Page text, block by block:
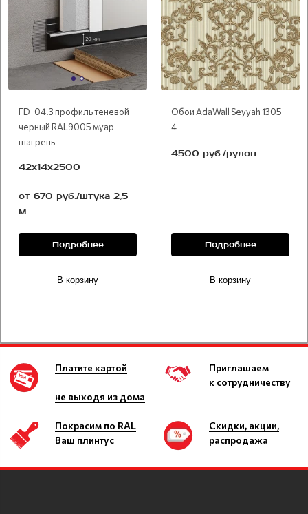
FD-04.3 профиль теневой
черный RAL9005 муар
шагрень
42х14х2500
от 670 руб./штука 2,5
м
Подробнее
В корзину
Обои AdaWall Seyyah 1305-
4
4500 руб./рулон
Подробнее
В корзину
Платите картой
не выходя из дома
Приглашаем
к сотрудничеству
Покрасим по RAL
Ваш плинтус
Скидки, акции,
распродажа